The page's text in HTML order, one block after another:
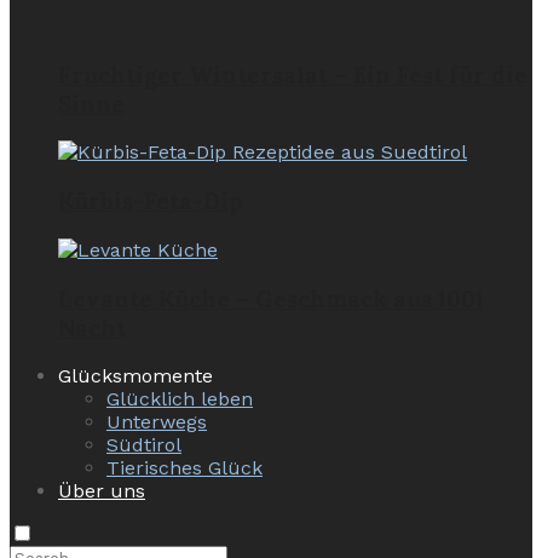
Glücksmomente
Glücklich leben
Unterwegs
Südtirol
Tierisches Glück
Über uns